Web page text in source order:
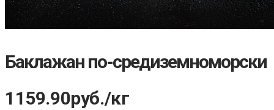
Баклажан по-средиземноморски
1159.90руб./кг